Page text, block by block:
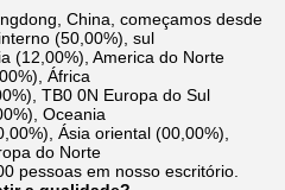
China, começamos desde
(50,00%), sul
(12,00%), America do Norte
África
TB0 0N Europa do Sul
Oceania
Ásia oriental (00,00%),
do Norte
pessoas em nosso escritório.